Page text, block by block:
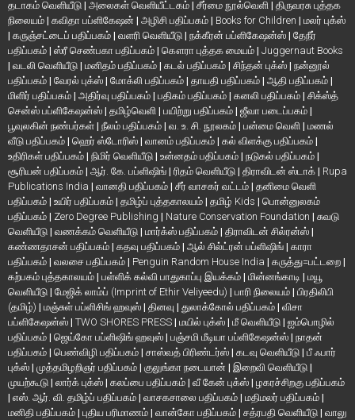
தடாகம் வெளியீடு | அலைகள் வெளியீட்டகம் | சீர்மை நூல்வெளி | திருவரசு புத்தக
நிலையம் | கவிதா பப்ளிகேஷன் | அழிசி பதிப்பகம் | Books for Children | மலர் புக்ஸ்
| கருஞ்சட்டைப் பதிப்பகம் | வளரி வெளியீடு | நக்கீரன் பப்ளிகேஷன்ஸ் | தேநீர்
பதிப்பகம் | ஸ்ரீ செண்பகா பதிப்பகம் | கௌரா புத்தக மையம் | Juggernaut Books
| வடலி வெளியீடு | மனிதம் பதிப்பகம் | கடல் பதிப்பகம் | சிந்தன் புக்ஸ் | நன்னூல்
பதிப்பகம் | வேரல் புக்ஸ் | மோக்லி பதிப்பகம் | தாயதி பதிப்பகம் | ஆதி பதிப்பகம் |
மிளிர் பதிப்பகம் | அதிர்வு பதிப்பகம் | பதிகம் பதிப்பகம் | கனலி பதிப்பகம் | சிக்ஸ்த்
சென்ஸ் பப்ளிகேஷன்ஸ் | தமிழ்வெளி | பயிற்று பதிப்பகம் | ஜீவா படைப்பகம் |
பூவுலகின் நண்பர்கள் | நீலம் பதிப்பகம் | வ. உ. சி. நூலகம் | பன்மை வெளி | மணல்
வீடு பதிப்பகம் | ஹெர் ஸ்டோரிஸ் | வானம் பதிப்பகம் | கல் விளக்கு பதிப்பகம் |
உதிரிகள் பதிப்பகம் | நிமிர் வெளியீடு | உன்னதம் பதிப்பகம் | நடுகல் பதிப்பகம் |
சூரியன் பதிப்பகம் | ஆர். கே. பப்ளிஷிங் | ரிதம் வெளியீடு | திராவிடன் ஸ்டாக் | Rupa
Publications India | வானதி பதிப்பகம் | சீர் வாசகர் வட்டம் | தனிமை வெளி
பதிப்பகம் | உயிர் பதிப்பகம் | தமிழ்ப் புத்தகாலயம் | தமிழ் Kids | பொன்னுலகம்
பதிப்பகம் | Zero Degree Publishing | Nature Conservation Foundation | சுவடு
வெளியீடு | வணக்கம் வெளியீடு | மார்க்ஸ் பதிப்பகம் | திராவிடன் சில்ரன்ஸ் |
கண்ணதாசன் பதிப்பகம் | கதவு பதிப்பகம் | ஆல் சில்ட்ரன் பப்ளிஷிங் | காரா
பதிப்பகம் | வலசை பதிப்பகம் | Penguin Random House India | கருத்து=பட்டறை |
கற்பகம் புத்தகாலயம் | பள்ளிக் கல்வி பாதுகாப்பு இயக்கம் | மின்னங்காடி | மயூ
வெளியீடு | மேஜிக் லாம்ப் (Imprint of Ethir Veliyeedu) | பாரி நிலையம் | பிரதிலிபி
(தமிழ்) | மஞ்சுள் பப்ளிசிங் ஹவுஸ் | தினவு | துலாக்கோல் பதிப்பகம் | விசா
பப்ளிகேஷன்ஸ் | TWO SHORES PRESS | மயில் புக்ஸ் | மீ வெளியீடு | ஐம்பொழில்
பதிப்பகம் | ஜெய்கோ பப்ளிஷிங் ஹவுஸ் | பஞ்சமி மீடியா பப்ளிகேஷன்ஸ் | நாதன்
பதிப்பகம் | பெண்விழி பதிப்பகம் | சாஸ்வத் பிரிண்டர்ஸ் | கடவு வெளியீடு | பீ ஃபார்
புக்ஸ் | முத்தமிழறிஞர் பதிப்பகம் | குலுங்கா நடையான் | இறைவி வெளியீடு |
முயற்கூடு | லார்க் புக்ஸ் | கலப்பை பதிப்பகம் | வீ கேன் புக்ஸ் | ழகரச்சிறகு பதிப்பகம்
| எஸ். ஆர். வி. தமிழ்ப் பதிப்பகம் | வாசகசாலை பதிப்பகம் | மதிமலர் பதிப்பகம் |
மனிதி பதிப்பகம் | புதிய பரிமாணம் | வான்கோ பதிப்பகம் | சத்ரபதி வெளியீடு | வாலு